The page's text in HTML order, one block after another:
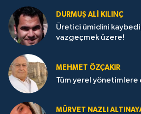
DURMUŞ ALI KILINÇ
Üretici ümidini
vazgeçmek üzere!
MEHMET ÖZÇAKIR
Tüm yerel yönetimlere
MÜRVET NAZLI